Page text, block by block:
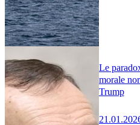
Le
morale
Trump